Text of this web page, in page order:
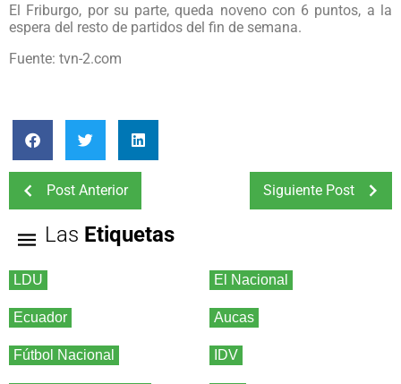
El Friburgo, por su parte, queda noveno con 6 puntos, a la
espera del resto de partidos del fin de semana.
Fuente: tvn-2.com
Post Anterior Siguiente Post
Las Etiquetas
LDU El Nacional
Ecuador Aucas
Fútbol Nacional IDV